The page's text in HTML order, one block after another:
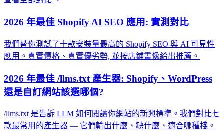
2026 年最佳 Shopify AI SEO 應用: 實測對比
我們替你測試了十款安裝量最高的 Shopify SEO 與 AI 可見性
應用。真實價格、真實優劣勢, 並按店鋪畫像給出推薦。
2026 年最佳 /llms.txt 產生器: Shopify、WordPress
還是自訂網站該選哪個?
/llms.txt 是告訴 LLM 如何閱讀你網站的新興標準。我們對比七
款最常用的產生器 — 它們輸出什麼、缺什麼、適合哪種棧。